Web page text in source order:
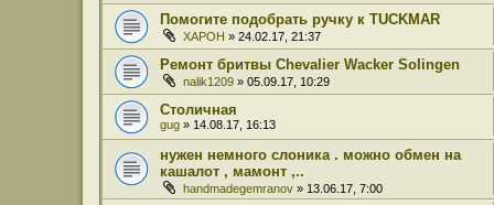
Помогите подобрать ручку к TUCKMAR
XAPOH » 24.02.17, 21:37
Ремонт бритвы Chevalier Wacker Solingen
nalik1209 » 05.09.17, 10:29
Столичная
gug » 14.08.17, 16:13
нужен немного слоника . можно обмен на
кашалот , мамонт ,..
handmadegemranov » 13.06.17, 7:00